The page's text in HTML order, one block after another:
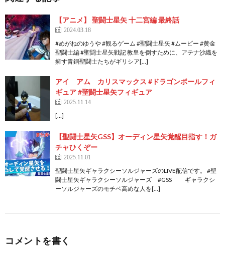
【アニメ】 聖闘士星矢 十二宮編 最終話
2024.03.18
#めがねのゆうや #観るゲーム #聖闘士星矢 #ムービー #黄金
聖闘士編 #聖闘士星矢戦記 教皇を倒すために、アテナ沙織を
擁す青銅聖闘士たちがギリシア[…]
アイ アム カリスマックス #ドラゴンボールフィ
ギュア #聖闘士星矢フィギュア
2025.11.14
[…]
【聖闘士星矢GSS】オーディン星矢覚醒目指す！ガ
チャひくぞー
2025.11.01
聖闘士星矢ギャラクシーソルジャーズのLIVE配信です。 #聖
闘士星矢ギャラクシーソルジャーズ #GSS ギャラクシ
ーソルジャーズのモチベ高めな人を[…]
コメントを書く